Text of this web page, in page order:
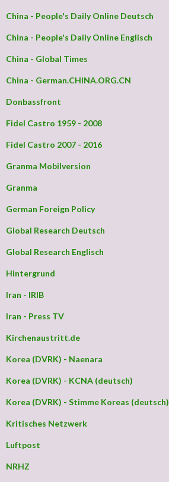
China - People's Daily Online Deutsch
China - People's Daily Online Englisch
China - Global Times
China - German.CHINA.ORG.CN
Donbassfront
Fidel Castro 1959 - 2008
Fidel Castro 2007 - 2016
Granma Mobilversion
Granma
German Foreign Policy
Global Research Deutsch
Global Research Englisch
Hintergrund
Iran - IRIB
Iran - Press TV
Kirchenaustritt.de
Korea (DVRK) - Naenara
Korea (DVRK) - KCNA (deutsch)
Korea (DVRK) - Stimme Koreas (deutsch)
Kritisches Netzwerk
Luftpost
NRHZ